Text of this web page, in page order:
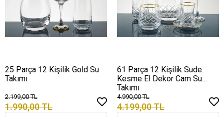
25 Parça 12 Kişilik Gold Su
Takımı
2.199,00 TL
1.990,00 TL
61 Parça 12 Kişilik Sude
Kesme El Dekor Cam Su
Takımı
4.990,00 TL
4.199,00 TL